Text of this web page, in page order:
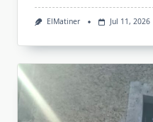
ElMatiner Jul 11, 2026